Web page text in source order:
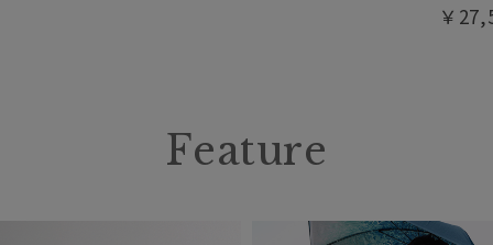
￥
Feature